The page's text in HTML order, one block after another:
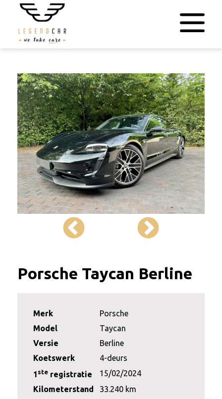
Porsche Taycan Berline
Merk
Porsche
Model
Taycan
Versie
Berline
Koetswerk
4-deurs
1 ste registratie
15/02/2024
Kilometerstand
33.240 km